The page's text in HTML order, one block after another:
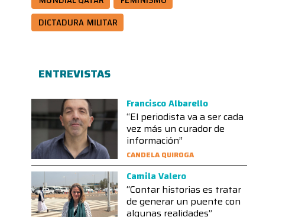
DICTADURA MILITAR
ENTREVISTAS
Francisco Albarello
“El periodista va a ser cada
vez más un curador de
información”
CANDELA QUIROGA
Camila Valero
“Contar historias es tratar
de generar un puente con
algunas realidades”